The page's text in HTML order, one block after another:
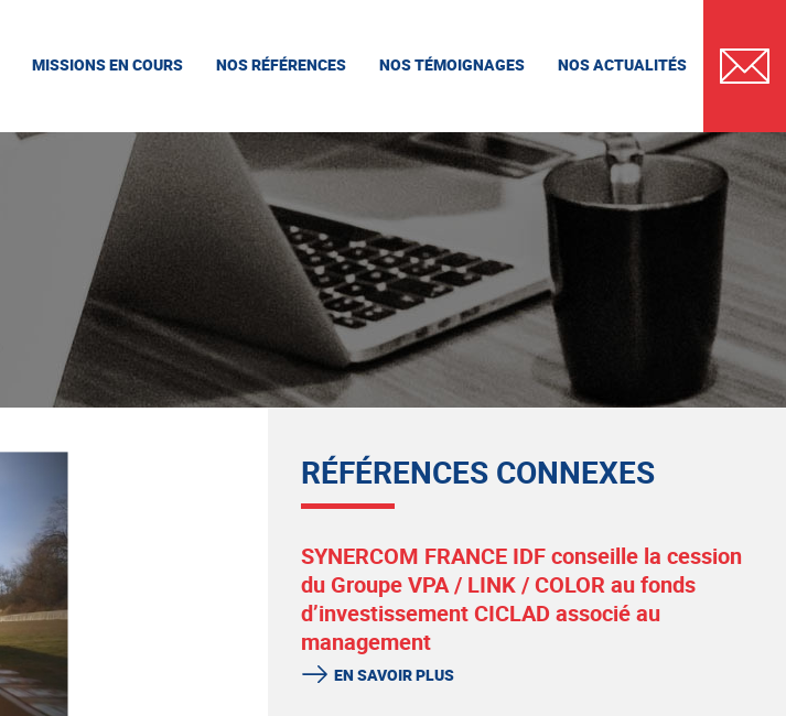
MISSIONS EN COURS NOS RÉFÉRENCES NOS TÉMOIGNAGES NOS ACTUALITÉS
RÉFÉRENCES CONNEXES
SYNERCOM FRANCE IDF conseille la cession
du Groupe VPA / LINK / COLOR au fonds
d’investissement CICLAD associé au
management
EN SAVOIR PLUS